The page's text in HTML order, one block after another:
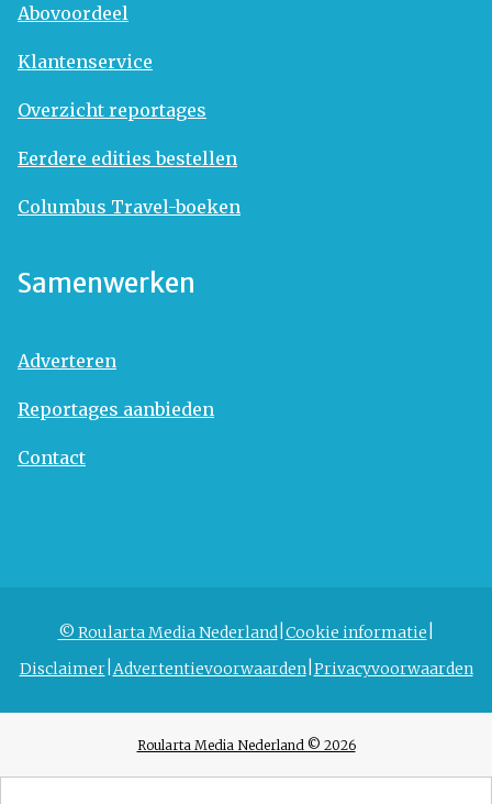
Abovoordeel
Klantenservice
Overzicht reportages
Eerdere edities bestellen
Columbus Travel-boeken
Samenwerken
Adverteren
Reportages aanbieden
Contact
© Roularta Media Nederland Cookie informatie
Disclaimer Advertentievoorwaarden Privacyvoorwaarden
Roularta Media Nederland © 2026